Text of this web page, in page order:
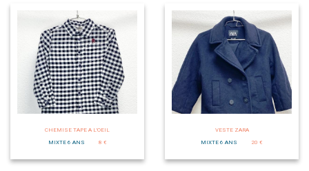
CHEMISE TAPE A L'OEIL
MIXTE 6 ANS
8 €
VESTE ZARA
MIXTE 6 ANS
20 €